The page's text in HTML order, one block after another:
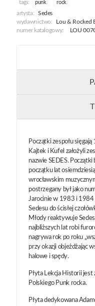
tagi:
punk rock
artysta:
Sedes
wydawnictwo:
Lou & Rocked
numer katalogowy:
LOU
Początki zespołu
Kajtek i Kufel założyli
nazwie SEDES.
początku lat
wrocławskim
postrzegany był jako
Jarocinie w 1983 i 1984
Sedesu do ścisłej
Młody reaktywuje
najbliższych lat robi
nagrywa rok po roku
przy okazji objeżdżając
halowe i spędy.
Płyta Lekcja Historii jest
Polskiego Punk rocka.
Płyta dedykowana